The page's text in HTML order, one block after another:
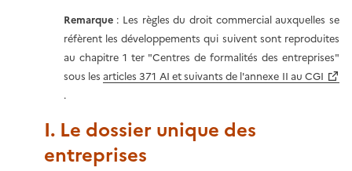
Remarque: Les règles du droit commercial auxquelles se
réfèrent les développements qui suivent sont reproduites
au chapitre 1 ter "Centres de formalités des entreprises"
sous lesarticles 371 AI et suivants de l'annexe II au CGI
.
I. Le dossier unique des
entreprises